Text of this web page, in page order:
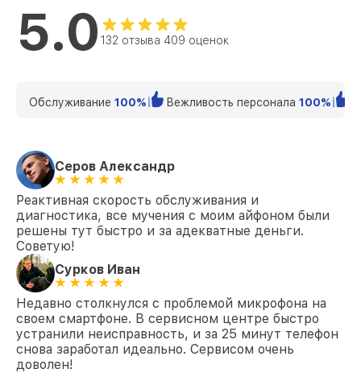
5.0 132 отзыва 409 оценок
Обслуживание 100% Вежливость персонала 100%
Серов Александр
Реактивная скорость обслуживания и
диагностика, все мучения с моим айфоном были
решены тут быстро и за адекватные деньги.
Советую!
Сурков Иван
Недавно столкнулся с проблемой микрофона на
своем смартфоне. В сервисном центре быстро
устранили неисправность, и за 25 минут телефон
снова заработал идеально. Сервисом очень
доволен!